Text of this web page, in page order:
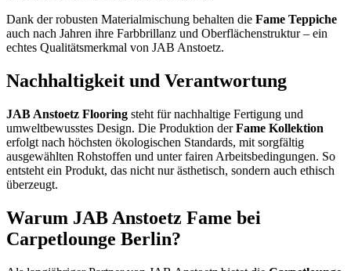
Dank der robusten Materialmischung behalten die Fame Teppiche
auch nach Jahren ihre Farbbrillanz und Oberflächenstruktur – ein
echtes Qualitätsmerkmal von JAB Anstoetz.
Nachhaltigkeit und Verantwortung
JAB Anstoetz Flooring steht für nachhaltige Fertigung und
umweltbewusstes Design. Die Produktion derFame Kollektion
erfolgt nach höchsten ökologischen Standards, mit sorgfältig
ausgewählten Rohstoffen und unter fairen Arbeitsbedingungen. So
entsteht ein Produkt, das nicht nur ästhetisch, sondern auch ethisch
überzeugt.
Warum JAB Anstoetz Fame bei
Carpetlounge Berlin?